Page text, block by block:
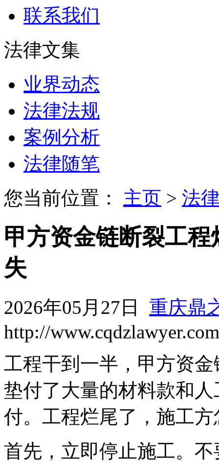
联系我们
法律文集
业界动态
法律法规
案例分析
法律随笔
您当前位置： 主页 > 法
甲方资金链断裂工
失
2026年05月27日 重庆鼎
http://www.cqdzlawyer.com
工程干到一半，甲方资
垫付了大量的材料款和
付。工程烂尾了，施工
首先，立即停止施工。